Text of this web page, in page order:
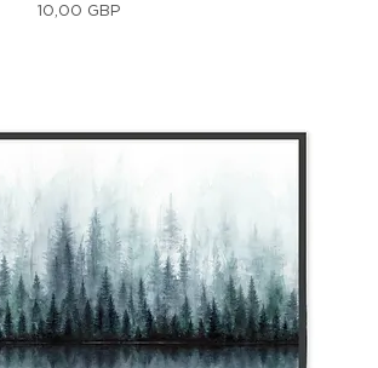
Precio
10,00 GBP